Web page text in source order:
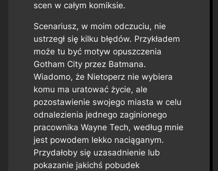
scen w całym komiksie.
Scenariusz, w moim odczuciu, nie
ustrzegł się kilku błędów. Przykładem
może tu być motyw opuszczenia
Gotham City przez Batmana.
Wiadomo, że Nietoperz nie wybiera
komu ma uratować życie, ale
pozostawienie swojego miasta w celu
odnalezienia jednego zaginionego
pracownika Wayne Tech, według mnie
jest powodem lekko naciąganym.
Przydałoby się uzasadnienie lub
pokazanie jakichś pobudek